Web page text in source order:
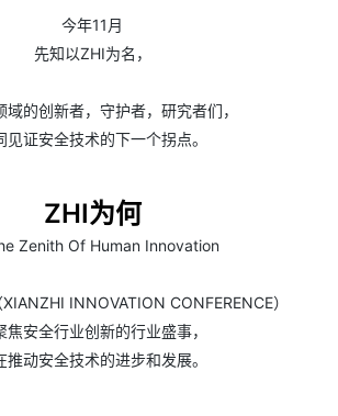
今年11月
先知以ZHI为名，
域的创新者，守护者，研究者们，
见证安全技术的下一个拐点。
ZHI为何
Zenith Of Human Innovation
INNOVATION CONFERENCE）
焦安全行业创新的行业盛事，
推动安全技术的进步和发展。